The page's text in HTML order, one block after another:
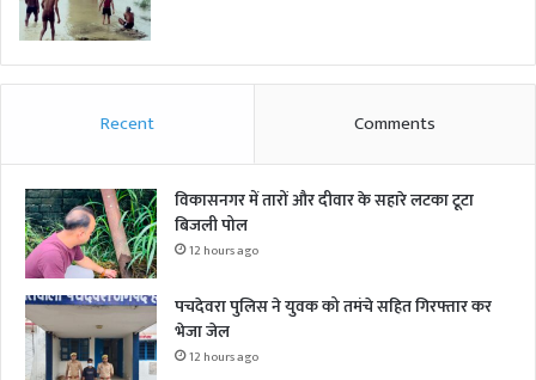
Recent Comments
विकासनगर में तारों और दीवार के सहारे लटका टूटा
बिजली पोल
12 hours ago
पचदेवरा पुलिस ने युवक को तमंचे सहित गिरफ्तार कर
भेजा जेल
12 hours ago